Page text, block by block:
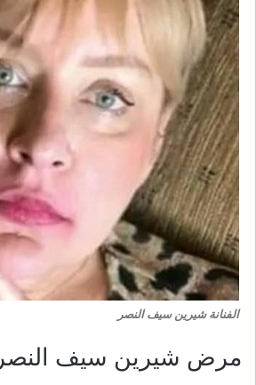
الفنانة شيرين سيف النصر
مرض شيرين سيف النصر